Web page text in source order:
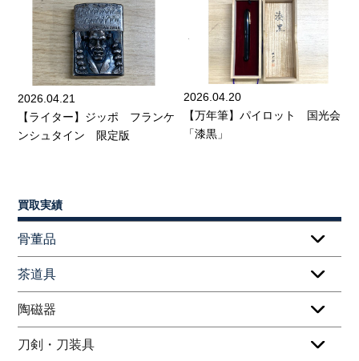
2026.04.21
【ライター】ジッポ フランケ
ンシュタイン 限定版
2026.04.20
【万年筆】パイロット 国光会
「漆黒」
買取実績
骨董品
茶道具
陶磁器
刀剣・刀装具